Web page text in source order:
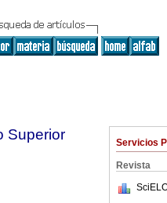
Servicios
Revista
Superior